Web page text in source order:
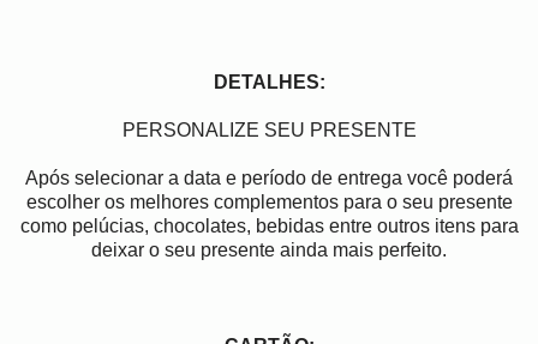
DETALHES:
PERSONALIZE SEU PRESENTE
Após selecionar a data e período de entrega você poder
escolher os melhores complementos para o seu presente
como pelúcias, chocolates, bebidas entre outros itens para
deixar o seu presente ainda mais perfeito.